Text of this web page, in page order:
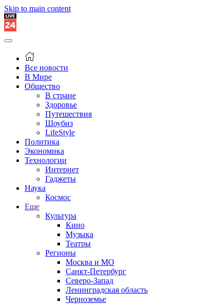
Skip to main content
Все новости
В Мире
Общество
В стране
Здоровье
Путешествия
Шоубиз
LifeStyle
Политика
Экономика
Технологии
Интернет
Гаджеты
Наука
Космос
Еще
Культура
Кино
Музыка
Театры
Регионы
Москва и МО
Санкт-Петербург
Северо-Запад
Ленинградская область
Черноземье